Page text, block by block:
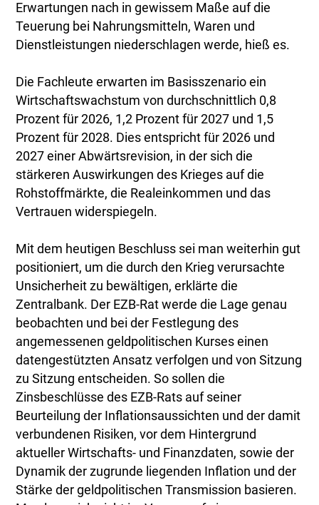
Erwartungen nach in gewissem Maße auf die
Teuerung bei Nahrungsmitteln, Waren und
Dienstleistungen niederschlagen werde, hieß es.
Die Fachleute erwarten im Basisszenario ein
Wirtschaftswachstum von durchschnittlich 0,8
Prozent für 2026, 1,2 Prozent für 2027 und 1,5
Prozent für 2028. Dies entspricht für 2026 und
2027 einer Abwärtsrevision, in der sich die
stärkeren Auswirkungen des Krieges auf die
Rohstoffmärkte, die Realeinkommen und das
Vertrauen widerspiegeln.
Mit dem heutigen Beschluss sei man weiterhin gut
positioniert, um die durch den Krieg verursachte
Unsicherheit zu bewältigen, erklärte die
Zentralbank. Der EZB-Rat werde die Lage genau
beobachten und bei der Festlegung des
angemessenen geldpolitischen Kurses einen
datengestützten Ansatz verfolgen und von Sitzung
zu Sitzung entscheiden. So sollen die
Zinsbeschlüsse des EZB-Rats auf seiner
Beurteilung der Inflationsaussichten und der damit
verbundenen Risiken, vor dem Hintergrund
aktueller Wirtschafts- und Finanzdaten, sowie der
Dynamik der zugrunde liegenden Inflation und der
Stärke der geldpolitischen Transmission basieren.